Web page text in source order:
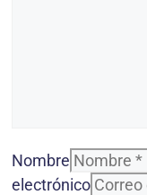
Nombre
electrónico